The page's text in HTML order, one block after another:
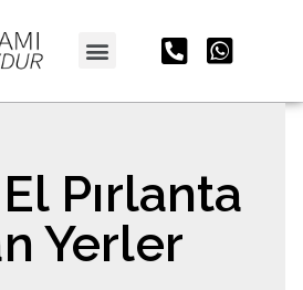
Pırlanta
Yerler